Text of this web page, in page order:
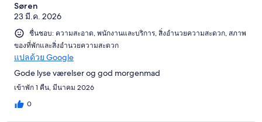
Søren
23 มี.ค. 2026
ชื่นชอบ: ความสะอาด, พนักงานและบริการ, สิ่งอำนวยความสะดวก, สภาพ
ของที่พักและสิ่งอำนวยความสะดวก
แปลด้วย Google
Gode lyse værelser og god morgenmad
เข้าพัก 1 คืน, มีนาคม 2026
0